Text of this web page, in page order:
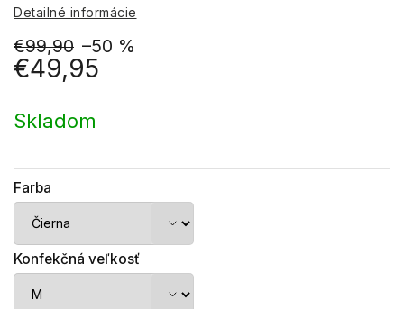
€99,90 –50 %
€49,95
cena:
Skladom
Farba
Konfekčná veľkosť
Detailné informácie